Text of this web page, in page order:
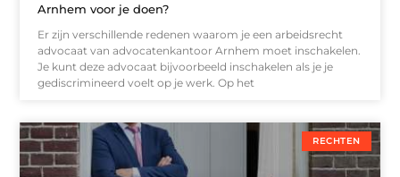
Arnhem voor je doen?
Er zijn verschillende redenen waarom je een arbeidsrecht
advocaat van advocatenkantoor Arnhem moet inschakelen.
Je kunt deze advocaat bijvoorbeeld inschakelen als je je
gediscrimineerd voelt op je werk. Op het
RECHTEN